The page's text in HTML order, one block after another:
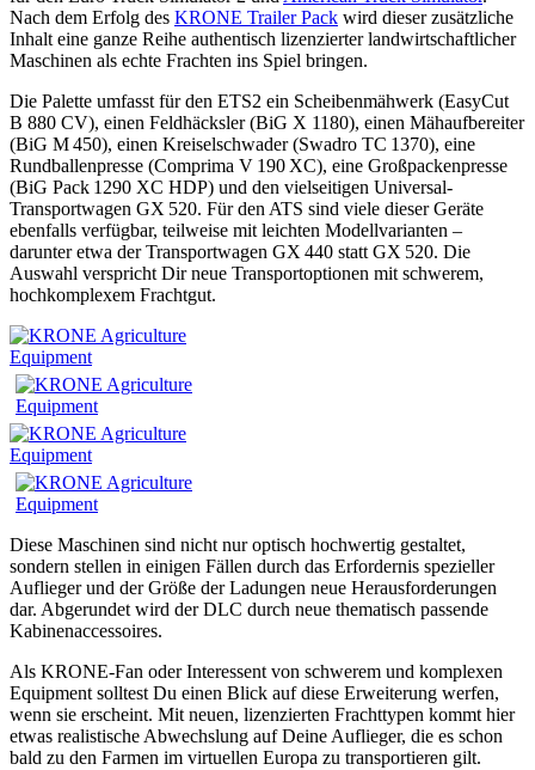
Nach dem Erfolg des KRONE Trailer Pack wird dieser zusätzliche
Inhalt eine ganze Reihe authentisch lizenzierter landwirtschaftlicher
Maschinen als echte Frachten ins Spiel bringen.
Die Palette umfasst für den ETS2 ein Scheibenmähwerk (EasyCut
B 880 CV), einen Feldhäcksler (BiG X 1180), einen Mähaufbereiter
(BiG M 450), einen Kreiselschwader (Swadro TC 1370), eine
Rundballenpresse (Comprima V 190 XC), eine Großpackenpresse
(BiG Pack 1290 XC HDP) und den vielseitigen Universal-
Transportwagen GX 520. Für den ATS sind viele dieser Geräte
ebenfalls verfügbar, teilweise mit leichten Modellvarianten –
darunter etwa der Transportwagen GX 440 statt GX 520. Die
Auswahl verspricht Dir neue Transportoptionen mit schwerem,
hochkomplexem Frachtgut.
Diese Maschinen sind nicht nur optisch hochwertig gestaltet,
sondern stellen in einigen Fällen durch das Erfordernis spezieller
Auflieger und der Größe der Ladungen neue Herausforderungen
dar. Abgerundet wird der DLC durch neue thematisch passende
Kabinenaccessoires.
Als KRONE-Fan oder Interessent von schwerem und komplexen
Equipment solltest Du einen Blick auf diese Erweiterung werfen,
wenn sie erscheint. Mit neuen, lizenzierten Frachttypen kommt hier
etwas realistische Abwechslung auf Deine Auflieger, die es schon
bald zu den Farmen im virtuellen Europa zu transportieren gilt.